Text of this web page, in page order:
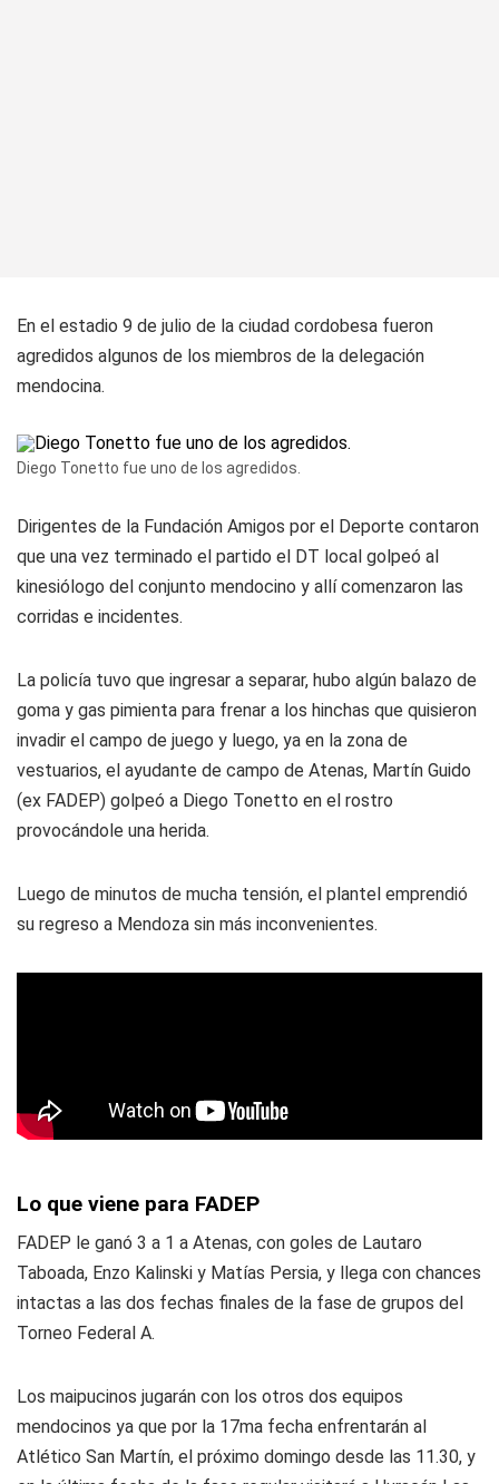
En el estadio 9 de julio de la ciudad cordobesa fueron
agredidos algunos de los miembros de la delegación
mendocina.
Diego Tonetto fue uno de los agredidos.
Dirigentes de la Fundación Amigos por el Deporte contaron
que una vez terminado el partido el DT local golpeó al
kinesiólogo del conjunto mendocino y allí comenzaron las
corridas e incidentes.
La policía tuvo que ingresar a separar, hubo algún balazo de
goma y gas pimienta para frenar a los hinchas que quisieron
invadir el campo de juego y luego, ya en la zona de
vestuarios, el ayudante de campo de Atenas, Martín Guido
(ex FADEP) golpeó a Diego Tonetto en el rostro
provocándole una herida.
Luego de minutos de mucha tensión, el plantel emprendió
su regreso a Mendoza sin más inconvenientes.
Lo que viene para FADEP
FADEP le ganó 3 a 1 a Atenas, con goles de Lautaro
Taboada, Enzo Kalinski y Matías Persia, y llega con chances
intactas a las dos fechas finales de la fase de grupos del
Torneo Federal A.
Los maipucinos jugarán con los otros dos equipos
mendocinos ya que por la 17ma fecha enfrentarán al
Atlético San Martín, el próximo domingo desde las 11.30, y